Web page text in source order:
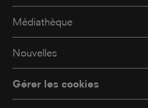
Médiathèque
Nouvelles
Gérer les cookies